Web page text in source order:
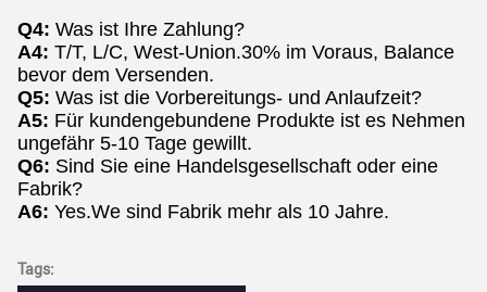
Q4: Was ist Ihre Zahlung?
A4: T/T, L/C, West-Union.30% im Voraus, Balance
bevor dem Versenden.
Q5: Was ist die Vorbereitungs- und Anlaufzeit?
A5: Für kundengebundene Produkte ist es Nehmen
ungefähr 5-10 Tage gewillt.
Q6: Sind Sie eine Handelsgesellschaft oder eine
Fabrik?
A6: Yes.We sind Fabrik mehr als 10 Jahre.
Tags: